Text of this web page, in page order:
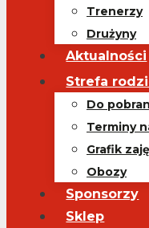
Trenerzy
Drużyny
Aktualności
Strefa
Do
Terminy
Grafik
Obozy
Sponsorzy
Sklep